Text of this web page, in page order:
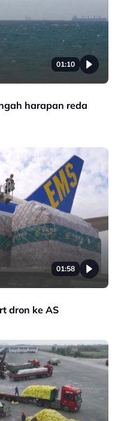
01:10
harapan reda
01:58
dron ke AS